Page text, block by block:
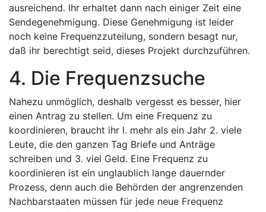
ausreichend. Ihr erhaltet dann nach einiger Zeit eine
Sendegenehmigung. Diese Genehmigung ist leider
noch keine Frequenzzuteilung, sondern besagt nur,
daß ihr berechtigt seid, dieses Projekt durchzuführen.
4. Die Frequenzsuche
Nahezu unmöglich, deshalb vergesst es besser, hier
einen Antrag zu stellen. Um eine Frequenz zu
koordinieren, braucht ihr l. mehr als ein Jahr 2. viele
Leute, die den ganzen Tag Briefe und Anträge
schreiben und 3. viel Geld. Eine Frequenz zu
koordinieren ist ein unglaublich lange dauernder
Prozess, denn auch die Behörden der angrenzenden
Nachbarstaaten müssen für jede neue Frequenz